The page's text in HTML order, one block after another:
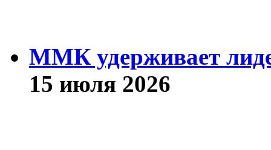
ММК удерживает
15 июля 2026